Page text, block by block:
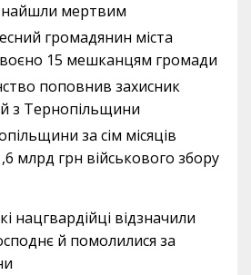
мертвим
громадянин міста
15 мешканцям громади
поповнив захисник
з Тернопільщини
за сім місяців
млрд грн військового збору
нацгвардійці відзначили
й помолилися за